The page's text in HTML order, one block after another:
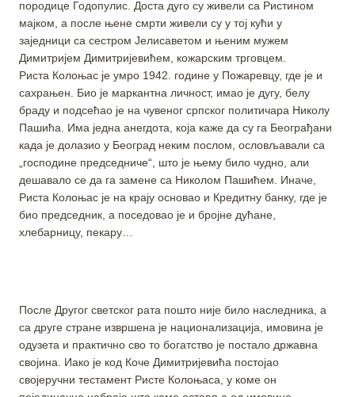
породице Годопулис. Доста дуго су живели са Ристином
мајком, а после њене смрти живели су у тој кући у
заједници са сестром Јелисаветом и њеним мужем
Димитријем Димитријевићем, кожарским трговцем.
Риста Колоњас је умро 1942. године у Пожаревцу, где је и
сахрањен. Био је маркантна личност, имао је дугу, белу
браду и подсећао је на чувеног српског политичара Николу
Пашића. Има једна анегдота, која каже да су га Београђани
када је долазио у Београд неким послом, ословљавали са
„господине председниче“, што је њему било чудно, али
дешавало се да га замене са Николом Пашићем. Иначе,
Риста Колоњас је на крају основао и Кредитну банку, где је
био председник, а поседовао је и бројне дућане,
хлебарницу, пекару…
После Другог светског рата пошто није било наследника, а
са друге стране извршена је национализација, имовина је
одузета и практично сво то богатство је постало државна
својина. Иако је код Коче Димитријевића постојао
својеручни тестамент Ристе Колоњаса, у коме он